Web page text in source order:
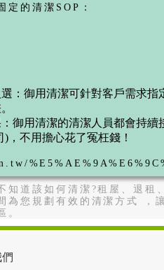
定的清潔SOP：
： 御用清潔可針對客戶需求指
御用清潔的清潔人員都會持續
)，不用擔心花了冤枉錢！
知道該如何清潔?租屋、退租
為您規劃有效的清潔方式 ，
。